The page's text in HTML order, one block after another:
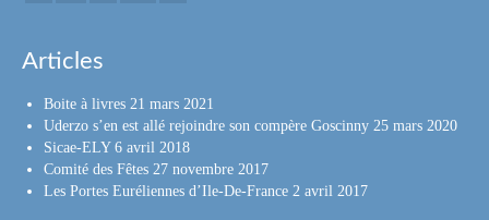
Articles
Boite à livres 21 mars 2021
Uderzo s’en est allé rejoindre son compère Goscinny 25 mars 2020
Sicae-ELY 6 avril 2018
Comité des Fêtes 27 novembre 2017
Les Portes Euréliennes d’Ile-De-France 2 avril 2017